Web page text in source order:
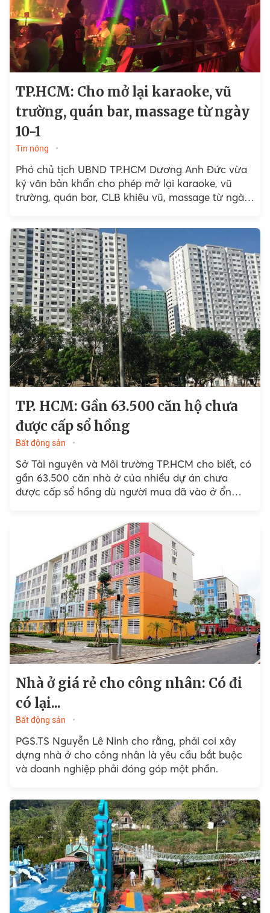
TP.HCM: Cho mở lại karaoke, vũ
trường, quán bar, massage từ ngày
10-1
Tin nóng
Phó chủ tịch UBND TP.HCM Dương Anh Đức vừa
ký văn bản khẩn cho phép mở lại karaoke, vũ
trường, quán bar, CLB khiêu vũ, massage từ ngày
TP. HCM: Gần 63.500 căn hộ chưa
được cấp sổ hồng
Bất động sản
Sở Tài nguyên và Môi trường TP.HCM cho biết, có
gần 63.500 căn nhà ở của nhiều dự án chưa
được cấp sổ hồng dù người mua đã vào ở ổn
Nhà ở giá rẻ cho công nhân: Có đi
có lại...
Bất động sản
PGS.TS Nguyễn Lê Ninh cho rằng, phải coi xây
dựng nhà ở cho công nhân là yêu cầu bắt buộc
và doanh nghiệp phải đóng góp một phần.